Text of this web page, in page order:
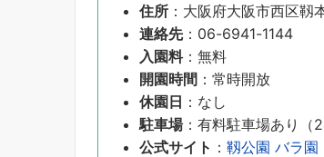
住所：大阪府大阪市西区靱
連絡先：06-6941-1144
入園料：無料
開園時間：常時開放
休園日 ：なし
駐車場：有料駐車場あり（
公式サイト ： 靱公園 バラ園